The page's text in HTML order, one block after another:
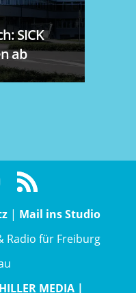
SICK
ab
| Mail ins Studio
Radio für Freiburg
HILLER MEDIA |